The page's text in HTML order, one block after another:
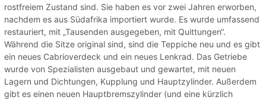
rostfreiem Zustand sind. Sie haben es vor zwei Jahren erworben,
nachdem es aus Südafrika importiert wurde. Es wurde umfassend
restauriert, mit „Tausenden ausgegeben, mit Quittungen“.
Während die Sitze original sind, sind die Teppiche neu und es gibt
ein neues Cabrioverdeck und ein neues Lenkrad. Das Getriebe
wurde von Spezialisten ausgebaut und gewartet, mit neuen
Lagern und Dichtungen, Kupplung und Hauptzylinder. Außerdem
gibt es einen neuen Hauptbremszylinder (und eine kürzlich